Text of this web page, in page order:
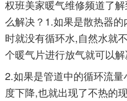
权班美家暖气维修频道了
么解决？1.如果是散热器
时就没有循环水,自然水就
个暖气片进行放气就可以解
2.如果是管道中的循环流
度下降,也就出现了不热的